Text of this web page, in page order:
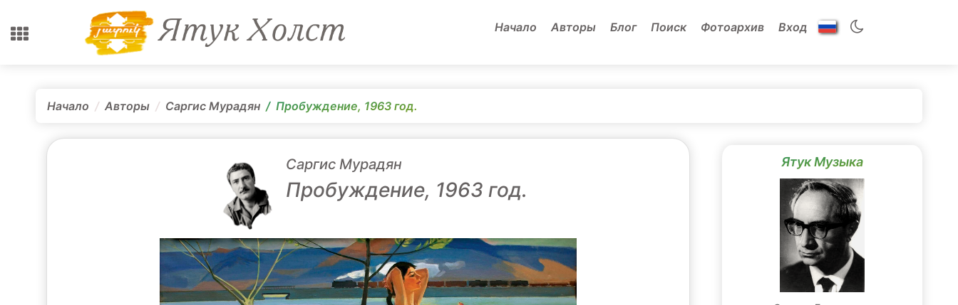
Начало Авторы Блог Поиск Фотоархив Вход
Начало Авторы Саргис Мурадян Пробуждение, 1963 год.
Саргис Мурадян
Пробуждение, 1963 год.
Ятук Музыка